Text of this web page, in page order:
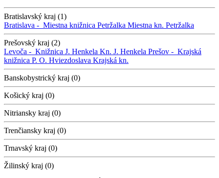
Bratislavský kraj (1)
Bratislava - Miestna knižnica Petržalka Miestna kn. Petržalka
Prešovský kraj (2)
Levoča - Knižnica J. Henkela Kn. J. Henkela Prešov - Krajská
knižnica P. O. Hviezdoslava Krajská kn.
Banskobystrický kraj (0)
Košický kraj (0)
Nitriansky kraj (0)
Trenčiansky kraj (0)
Trnavský kraj (0)
Žilinský kraj (0)